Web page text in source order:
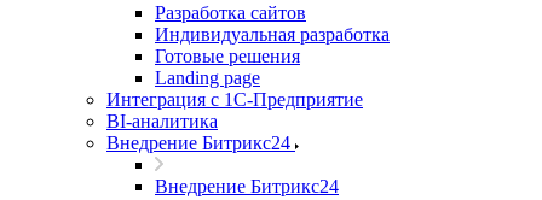
Разработка сайтов
Индивидуальная разработка
Готовые решения
Landing page
Интеграция с 1С-Предприятие
BI-аналитика
Внедрение Битрикс24
Внедрение Битрикс24